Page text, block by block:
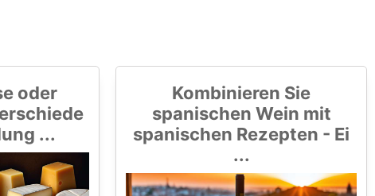
oder
...
Kombinieren Sie
spanischen Wein mit
spanischen Rezepten - Ei
...